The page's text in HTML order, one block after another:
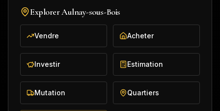
ExplorerAulnay-sous-Bois
Vendre Acheter
Investir Estimation
Mutation Quartiers